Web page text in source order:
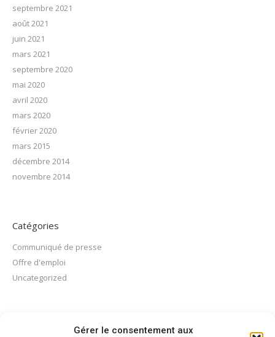
Gérer le consentement aux
septembre 2021
août 2021
juin 2021
mars 2021
septembre 2020
mai 2020
avril 2020
mars 2020
février 2020
mars 2015
décembre 2014
novembre 2014
Catégories
Communiqué de presse
Offre d'emploi
Uncategorized